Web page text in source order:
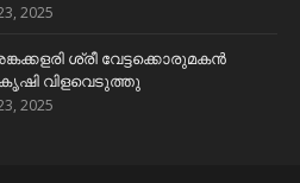
2025
ശ്രീ വേട്ടക്കൊരുമകൻ
വിളവെടുത്തു
2025